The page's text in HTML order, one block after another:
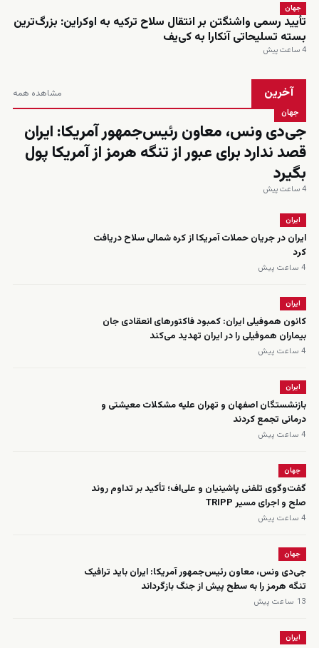
جهان
تأیید رسمی واشنگتن بر انتقال سلاح ترکیه به اوکراین: بزرگ‌ترین
بسته تسلیحاتی آنکارا به کی‌یف
4 ساعت پیش
آخرین مشاهده همه
جهان
جی‌دی ونس، معاون رئیس‌جمهور آمریکا: ایران
قصد ندارد برای عبور از تنگه هرمز از آمریکا پول
بگیرد
4 ساعت پیش
ایران
ایران در جریان حملات آمریکا از کره شمالی سلاح دریافت
کرد
4 ساعت پیش
ایران
کانون هموفیلی ایران: کمبود فاکتورهای انعقادی جان
بیماران هموفیلی را در ایران تهدید می‌کند
4 ساعت پیش
ایران
بازنشستگان اصفهان و تهران علیه مشکلات معیشتی و
درمانی تجمع کردند
4 ساعت پیش
جهان
گفت‌وگوی تلفنی پاشینیان و علی‌اف؛ تأکید بر تداوم روند
صلح و اجرای مسیر TRIPP
4 ساعت پیش
جهان
جی‌دی ونس، معاون رئیس‌جمهور آمریکا: ایران باید ترافیک
تنگه هرمز را به سطح پیش از جنگ بازگرداند
13 ساعت پیش
ایران